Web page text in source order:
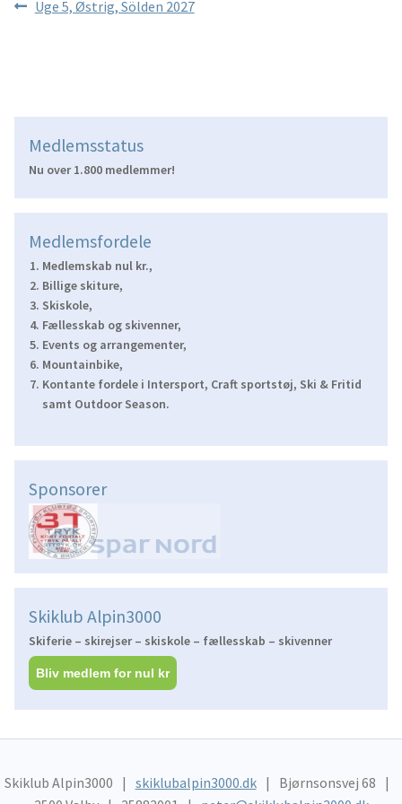
Indlægsnavigation
Forrige
Uge 5, Østrig, Sölden 2027
Medlemsstatus
Nu over 1.800 medlemmer!
Medlemsfordele
Medlemskab nul kr.,
Billige skiture,
Skiskole,
Fællesskab og skivenner,
Events og arrangementer,
Mountainbike,
Kontante fordele i Intersport, Craft sportstøj, Ski & Fritid
samt Outdoor Season.
Sponsorer
Skiklub Alpin3000
Skiferie – skirejser – skiskole – fællesskab – skivenner
Bliv medlem for nul kr
Skiklub Alpin3000 skiklubalpin3000.dk
Bjørnsonsvej 68